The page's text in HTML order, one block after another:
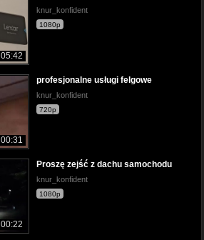
05:42
knur_konfident
1080p
00:31
profesjonalne usługi felgowe
knur_konfident
720p
00:22
Proszę zejść z dachu samochodu
knur_konfident
1080p